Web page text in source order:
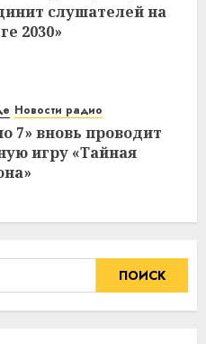
слушателей на
2030»
Новости радио
7» вновь проводит
игру «Тайная